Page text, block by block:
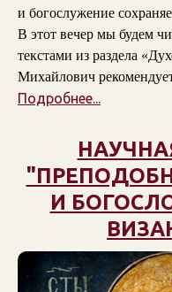
и богослужение
В этот вечер мы будем
текстами из раздела
Михайлович
Подробнее...
И